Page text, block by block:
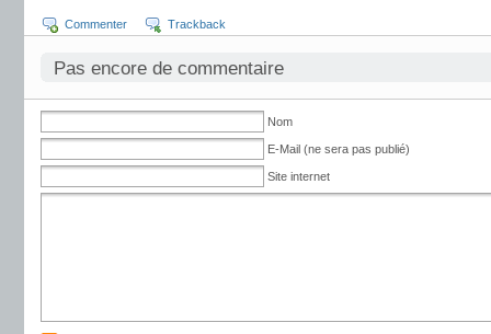
Commenter Trackback
Pas encore de commentaire
Nom
E-Mail (ne sera pas publié)
Site internet